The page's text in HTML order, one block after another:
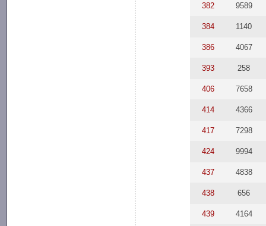
382 9589
384 1140
386 4067
393 258
406 7658
414 4366
417 7298
424 9994
437 4838
438 656
439 4164